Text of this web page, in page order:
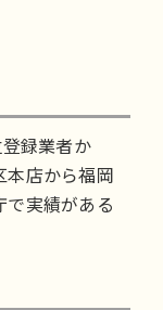
録業者か
本店から福岡
で実績がある